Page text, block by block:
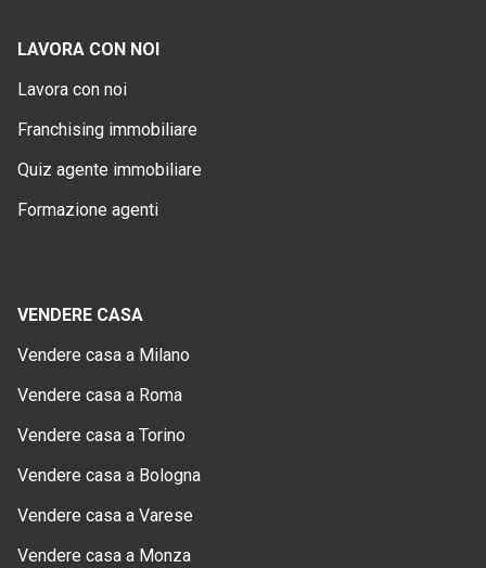
LAVORA CON NOI
Lavora con noi
Franchising immobiliare
Quiz agente immobiliare
Formazione agenti
VENDERE CASA
Vendere casa a Milano
Vendere casa a Roma
Vendere casa a Torino
Vendere casa a Bologna
Vendere casa a Varese
Vendere casa a Monza